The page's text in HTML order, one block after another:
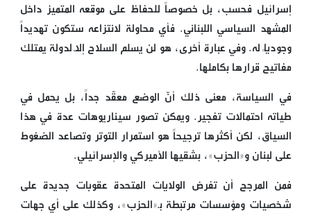
إسرائيل فحسب، بل خصوصاً للحفاظ على موقعه المتميز داخل
المشهد السياسي اللبناني. فأي محاولة لانتزاعه ستكون تهديداً
وجودياً له. وفي عبارة أخرى، هو لن يسلم السلاح إلّا لدولة يمتلك
مفاتيح قرارها بكاملها.
في السياسة، معنى ذلك أنّ الوضع معقّد جداً، بل يحمل في
طياته احتمالات تفجير. ويمكن تصور سيناريوهات عدة في هذا
السياق، لكن أكثرها ترجيحاً هو استمرار التوتر وتصاعد الضغوط
على لبنان و«الحزب»، بشقيها الأميركي والإسرائيلي.
فمن المرجح أن تفرض الولايات المتحدة عقوبات جديدة على
شخصيات ومؤسسات مرتبطة بـ«الحزب»، وكذلك على أي جهات